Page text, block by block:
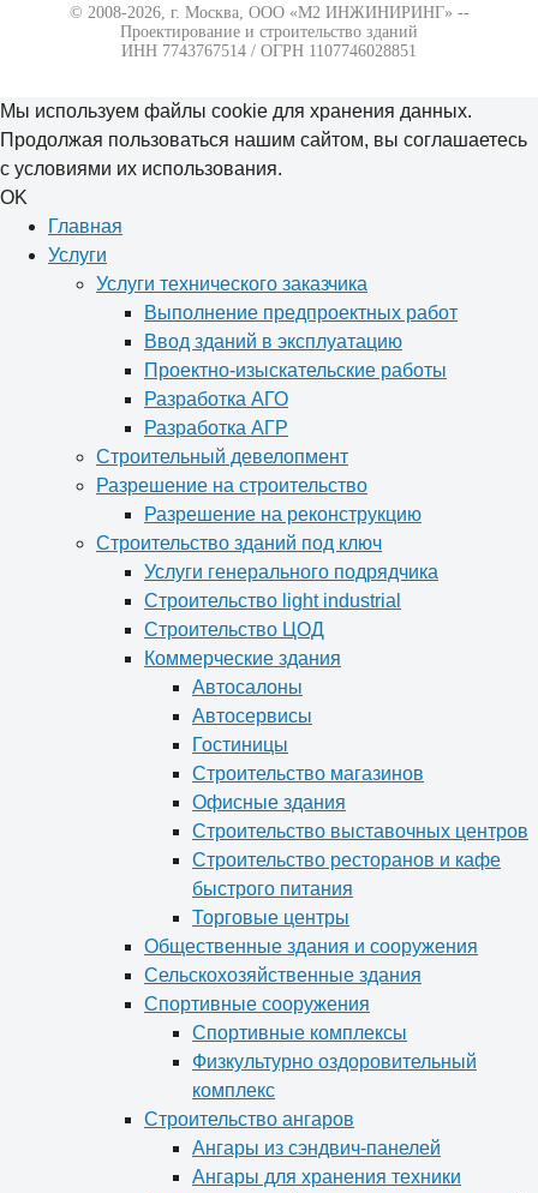
© 2008-2026, г. Москва, ООО «М2 ИНЖИНИРИНГ» --
Проектирование и строительство зданий
ИНН 7743767514 / ОГРН 1107746028851
Мы используем файлы cookie для хранения данных.
Продолжая пользоваться нашим сайтом, вы соглашаетесь
с условиями их использования.
OK
Главная
Услуги
Услуги технического заказчика
Выполнение предпроектных работ
Ввод зданий в эксплуатацию
Проектно-изыскательские работы
Разработка АГО
Разработка АГР
Строительный девелопмент
Разрешение на строительство
Разрешение на реконструкцию
Строительство зданий под ключ
Услуги генерального подрядчика
Строительство light industrial
Строительство ЦОД
Коммерческие здания
Автосалоны
Автосервисы
Гостиницы
Строительство магазинов
Офисные здания
Строительство выставочных центров
Строительство ресторанов и кафе
быстрого питания
Торговые центры
Общественные здания и сооружения
Сельскохозяйственные здания
Спортивные сооружения
Спортивные комплексы
Физкультурно оздоровительный
комплекс
Строительство ангаров
Ангары из сэндвич-панелей
Ангары для хранения техники